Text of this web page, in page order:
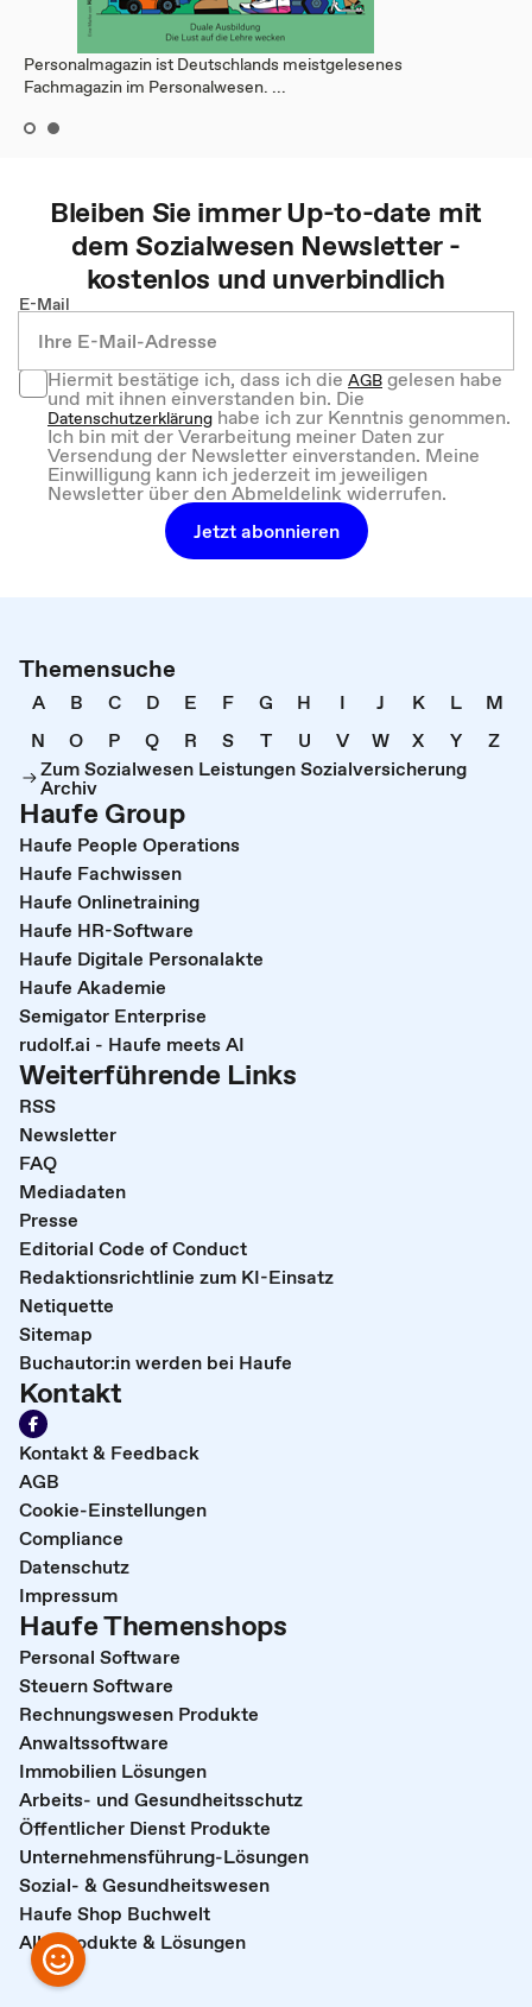
Personalmagazin ist Deutschlands meistgelesenes
Fachmagazin im Personalwesen. ...
Bleiben Sie immer Up-to-date mit
demSozialwesen Newsletter -
kostenlos und unverbindlich
E-Mail
Hiermit bestätige ich, dass ich dieAGBgelesen habe
und mit ihnen einverstanden bin. Die
Datenschutzerklärung habe ich zur Kenntnis genommen.
Ich bin mit der Verarbeitung meiner Daten zur
Versendung der Newsletter einverstanden. Meine
Einwilligung kann ich jederzeit im jeweiligen
Newsletter über den Abmeldelink widerrufen.
Jetzt abonnieren
Themensuche
A B C D E F G H I J K L
M
N
O P Q R S T U V W X Y
Z
Zum Sozialwesen Leistungen Sozialversicherung
Archiv
Haufe Group
Haufe People Operations
Haufe Fachwissen
Haufe Onlinetraining
Haufe HR-Software
Haufe Digitale Personalakte
Haufe Akademie
Semigator Enterprise
rudolf.ai - Haufe meets AI
Weiterführende Links
RSS
Newsletter
FAQ
Mediadaten
Presse
Editorial Code of Conduct
Redaktionsrichtlinie zum KI-Einsatz
Netiquette
Sitemap
Buchautor:in werden bei Haufe
Kontakt
Kontakt & Feedback
AGB
Cookie-Einstellungen
Compliance
Datenschutz
Impressum
Haufe Themenshops
Personal Software
Steuern Software
Rechnungswesen Produkte
Anwaltssoftware
Immobilien Lösungen
Arbeits- und Gesundheitsschutz
Öffentlicher Dienst Produkte
Unternehmensführung-Lösungen
Sozial- & Gesundheitswesen
Haufe Shop Buchwelt
Alle Produkte & Lösungen